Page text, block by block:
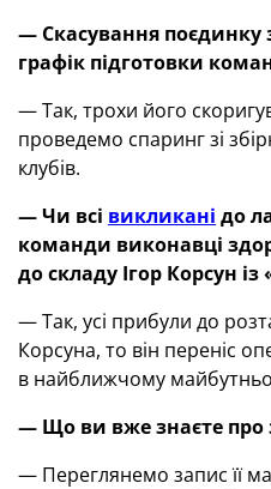
— Скасування поєдинку
графік підготовки
— Так, трохи його
проведемо спаринг зі
клубів.
— Чи всі викликані до
команди виконавці
до складу Ігор Корсун
— Так, усі прибули до
Корсуна, то він переніс
в найближчому
— Що ви вже знаєте про
— Переглянемо запис її